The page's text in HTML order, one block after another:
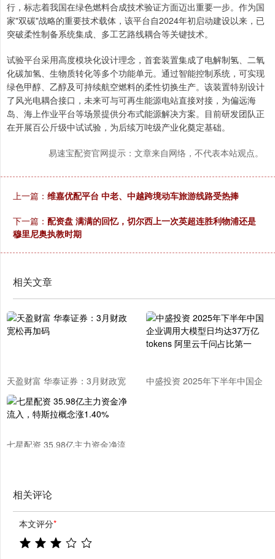
行，标志着我国在绿色燃料合成技术验证方面迈出重要一步。作为国
家"双碳"战略的重要技术载体，该平台自2024年初启动建设以来，已
突破柔性制备系统集成、多工艺路线耦合等关键技术。
试验平台采用高度模块化设计理念，首套装置集成了电解制氢、二氧
化碳加氢、生物质转化等多个功能单元。通过智能控制系统，可实现
绿色甲醇、乙醇及可持续航空燃料的柔性切换生产。该装置特别设计
了风光电耦合接口，未来可与可再生能源电站直接对接，为偏远海
岛、海上作业平台等场景提供分布式能源解决方案。目前研发团队正
在开展百公斤级中试试验，为后续万吨级产业化奠定基础。
易速宝配资官网提示：文章来自网络，不代表本站观点。
上一篇： 维嘉优配平台 中老、中越跨境动车旅游线路受热捧
下一篇： 配资盘 满满的回忆，切尔西上一次英超连胜利物浦还是
穆里尼奥执教时期
相关文章
天盈财富 华泰证券：3月财政宽
松再加码
中盛投资 2025年下半年中国企
七星配资 35.98亿主力资金净流
相关评论
本文评分*